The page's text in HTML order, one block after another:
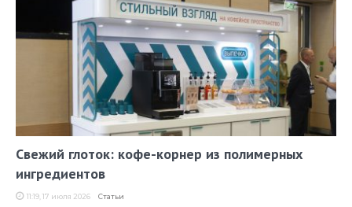
Свежий глоток: кофе-корнер из полимерных
ингредиентов
11:19, 17 июля 2026 Статьи